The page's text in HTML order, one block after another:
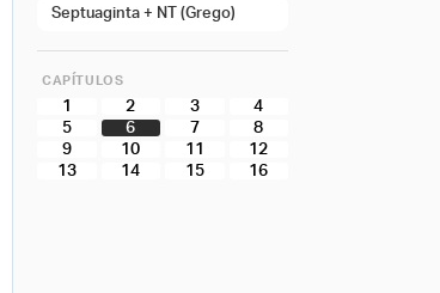
Septuaginta + NT (Grego)
CAPÍTULOS
1 2 3
4
5
6 7
8
9
10 11
12
13
14 15 16